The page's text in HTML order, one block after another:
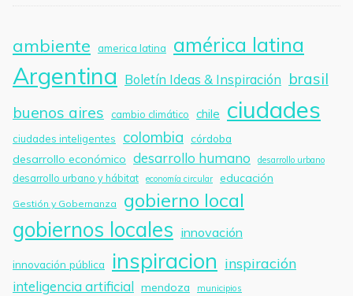
ambiente america latina américa latina
Argentina Boletín Ideas & Inspiración brasil
buenos aires
cambio climático chile ciudades
ciudades inteligentes colombia córdoba
desarrollo económico desarrollo humano desarrollo urbano
desarrollo urbano y hábitat economía circular educación
Gestión y Gobernanza gobierno local
gobiernos locales innovación
innovación pública inspiracion inspiración
inteligencia artificial mendoza municipios